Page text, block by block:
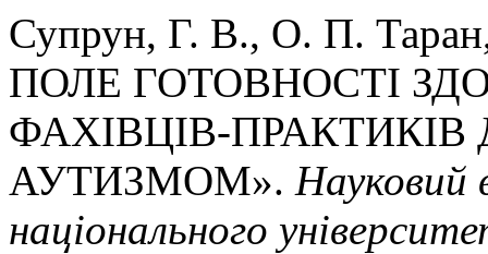
Супрун, Г. В., О. П.
ПОЛЕ ГОТОВНОСТІ
ФАХІВЦІВ-
АУТИЗМОМ». Науковий
національного